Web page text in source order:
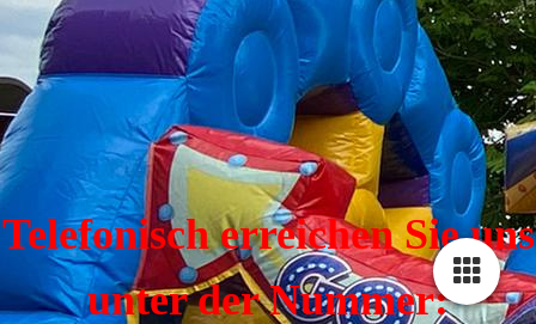
Telefonisch erreichen Sie uns
unter der Nummer: